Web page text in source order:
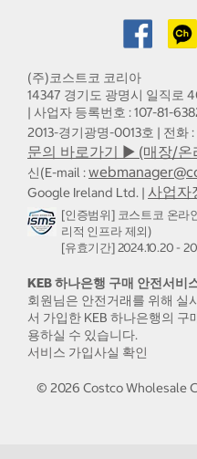
(주)코스트코 코리아
14347 경기도 광명시 일직로
| 사업자 등록번호 : 107-81-
2013-경기광명-0013호 | 전화
문의 바로가기 ▶ (매장/온
신(E-mail :
Google Ireland Ltd. | 사업자
[인증범위] 코스트코 온라
리적 인프라 제외)
[유효기간] 2024.10.20 -
KEB 하나은행 구매 안전서비
회원님은 안전거래를 위해 실
서 가입한 KEB 하나은행의
용하실 수 있습니다.
서비스 가입사실 확인
© 2026 Costco Wholesale